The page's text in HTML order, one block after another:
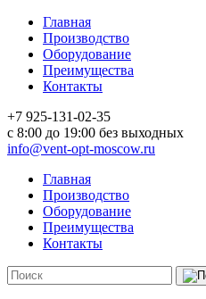
Главная
Производство
Оборудование
Преимущества
Контакты
+7 925-131-02-35
c 8:00 до 19:00 без выходных
info@vent-opt-moscow.ru
Главная
Производство
Оборудование
Преимущества
Контакты